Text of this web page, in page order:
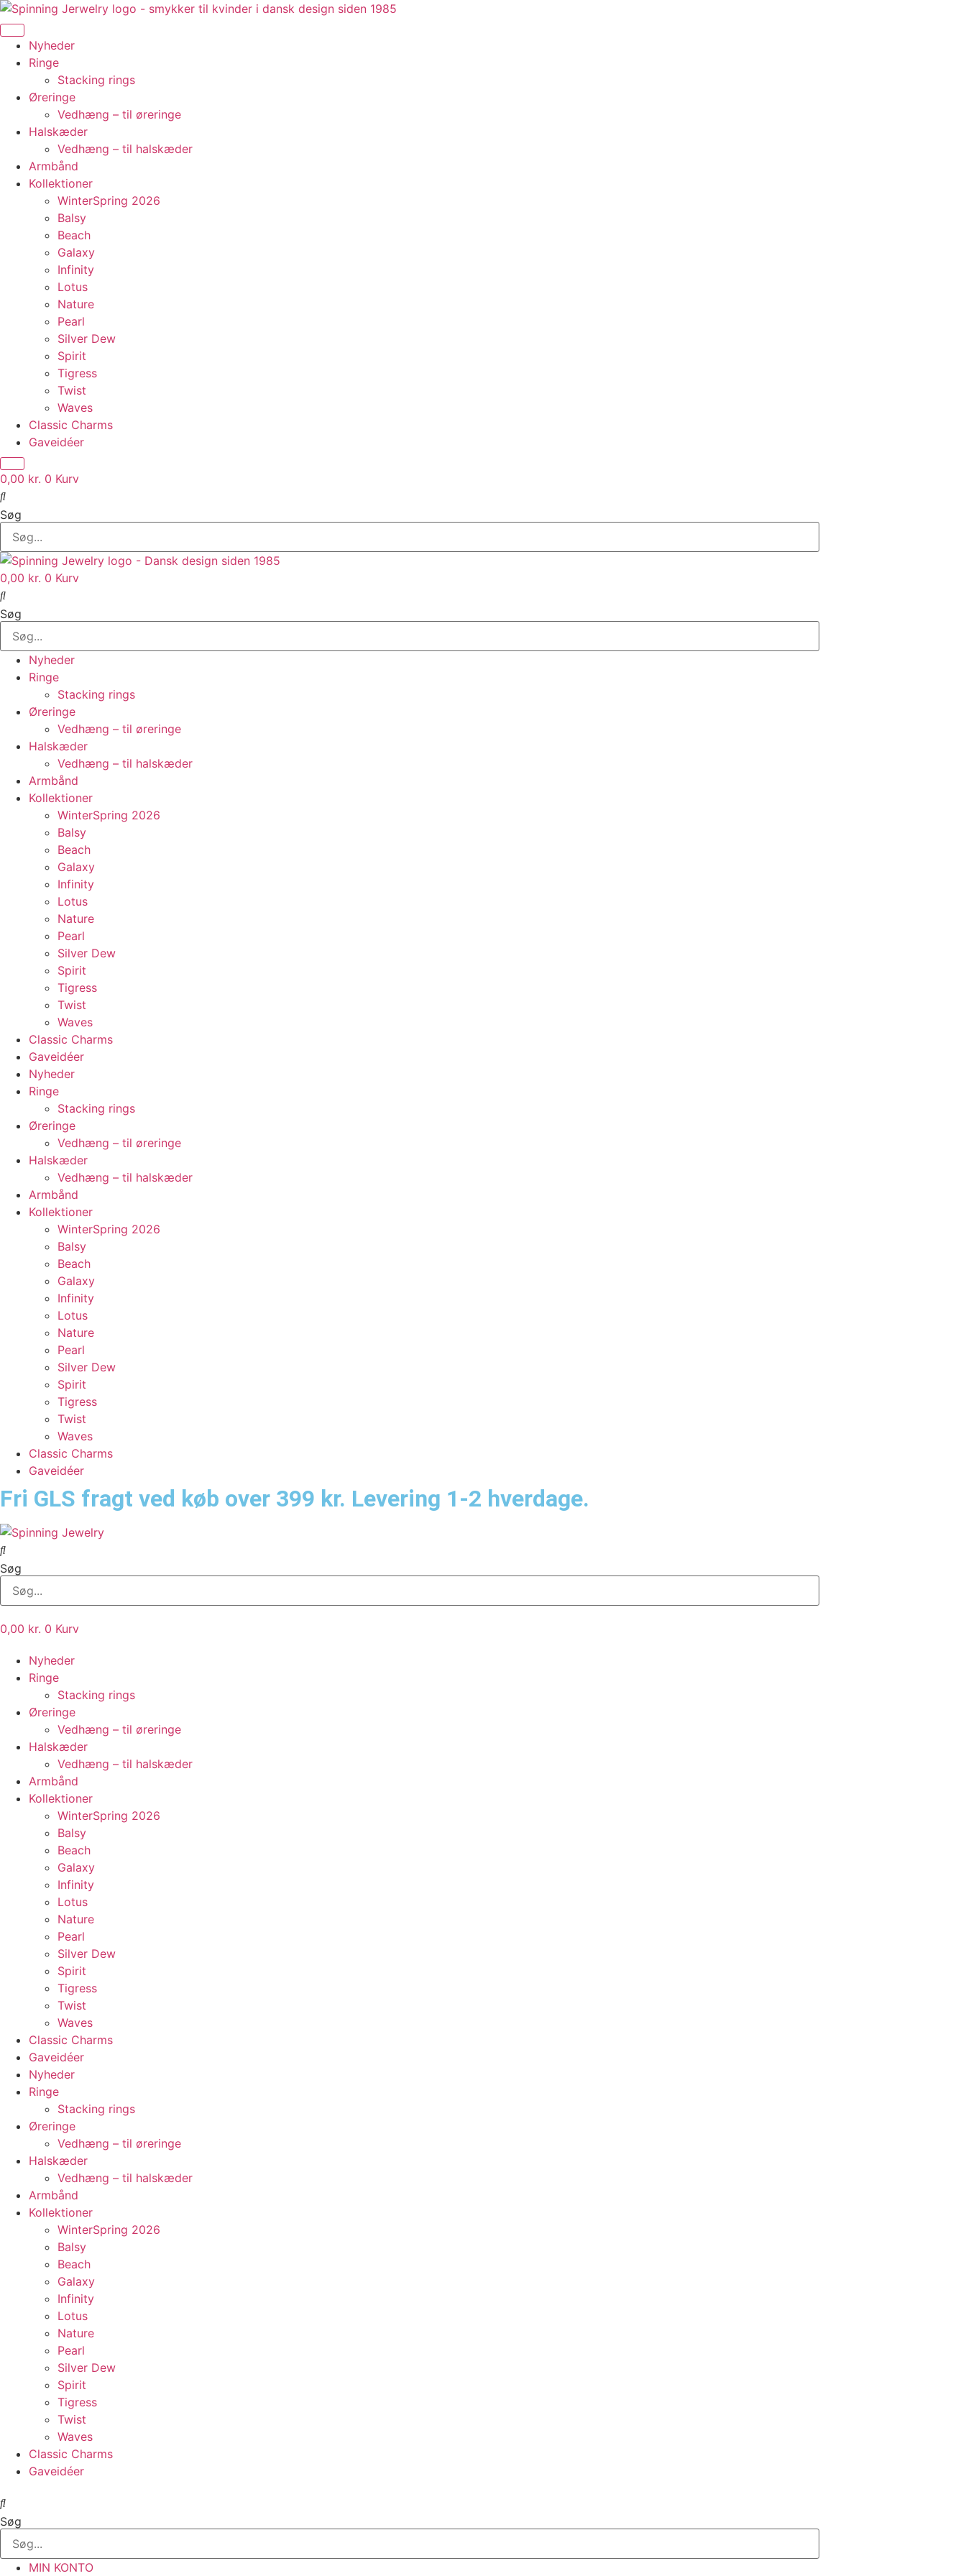
Videre
til
indholdNyheder
Ringe
Stacking rings
Øreringe
Vedhæng – til øreringe
Halskæder
Vedhæng – til halskæder
Armbånd
Kollektioner
WinterSpring 2026
Balsy
Beach
Galaxy
Infinity
Lotus
Nature
Pearl
Silver Dew
Spirit
Tigress
Twist
Waves
Classic Charms
Gaveidéer
0,00 kr. 0 Kurv
Søg
0,00 kr. 0 Kurv
Søg
Nyheder
Ringe
Stacking rings
Øreringe
Vedhæng – til øreringe
Halskæder
Vedhæng – til halskæder
Armbånd
Kollektioner
WinterSpring 2026
Balsy
Beach
Galaxy
Infinity
Lotus
Nature
Pearl
Silver Dew
Spirit
Tigress
Twist
Waves
Classic Charms
Gaveidéer
Nyheder
Ringe
Stacking rings
Øreringe
Vedhæng – til øreringe
Halskæder
Vedhæng – til halskæder
Armbånd
Kollektioner
WinterSpring 2026
Balsy
Beach
Galaxy
Infinity
Lotus
Nature
Pearl
Silver Dew
Spirit
Tigress
Twist
Waves
Classic Charms
Gaveidéer
Fri GLS fragt ved køb over 399 kr. Levering 1-2 hverdage.
Søg
0,00 kr. 0 Kurv
Nyheder
Ringe
Stacking rings
Øreringe
Vedhæng – til øreringe
Halskæder
Vedhæng – til halskæder
Armbånd
Kollektioner
WinterSpring 2026
Balsy
Beach
Galaxy
Infinity
Lotus
Nature
Pearl
Silver Dew
Spirit
Tigress
Twist
Waves
Classic Charms
Gaveidéer
Nyheder
Ringe
Stacking rings
Øreringe
Vedhæng – til øreringe
Halskæder
Vedhæng – til halskæder
Armbånd
Kollektioner
WinterSpring 2026
Balsy
Beach
Galaxy
Infinity
Lotus
Nature
Pearl
Silver Dew
Spirit
Tigress
Twist
Waves
Classic Charms
Gaveidéer
Søg
MIN KONTO